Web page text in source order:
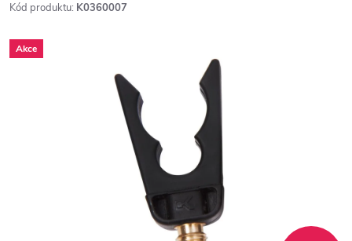
Kód produktu: K0360007
Akce